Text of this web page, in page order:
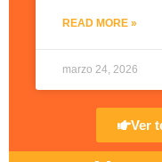
READ MORE »
marzo 24, 2026
Ver